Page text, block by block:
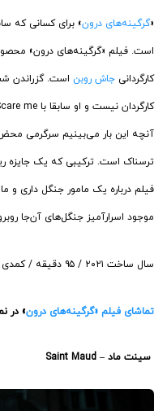
«گرگینه‌های درون» برای کسانی که
است. فیلم «گرگینه‌های درون»
کارگردانی جاش روبن است. گزراندن
آنچه این بار می‌بینیم سرگرمی
ترسناک است. ترکیبی که یک جایزه
فیلم درباره یک مامور جنگل داری و
موجود اسرارآمیز جنگل‌های آن‌جا
سال ساخت ۲۰۲۱ / ۹۵ دقیقه / کمدی ترسناک / نمره کاربران نماوا ۷۴٪ / IMDB : 6
تماشای فیلم «گرگینه‌های درون» در
‏سینت ماد – Saint Maud